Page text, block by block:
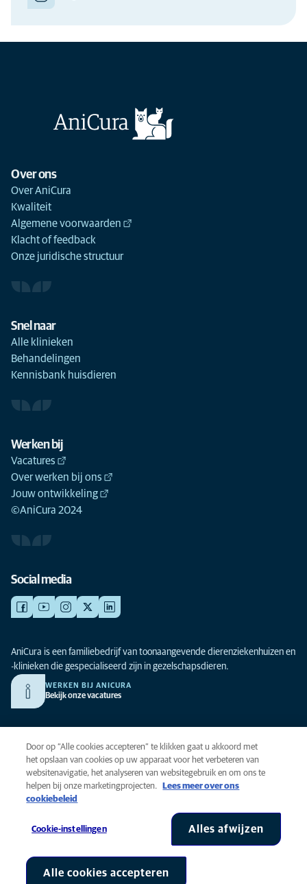
Over ons
Over AniCura
Kwaliteit
Algemene voorwaarden
Klacht of feedback
Onze juridische structuur
Snel naar
Alle klinieken
Behandelingen
Kennisbank huisdieren
Werken bij
Vacatures
Over werken bij ons
Jouw ontwikkeling
©AniCura 2024
Social media
AniCura is een familiebedrijf van toonaangevende dierenziekenhuizen en
-klinieken die gespecialiseerd zijn in gezelschapsdieren.
WERKEN BIJ ANICURA
Bekijk onze vacatures
Privacy
Algemene voorwaarden
Cookies
Toegankelijkheid
AniCura is onderdeel van Mars, Inc © 2026
Cookie-instellingen
Door op “Alle cookies accepteren” te klikken gaat u akkoord met
het opslaan van cookies op uw apparaat voor het verbeteren van
websitenavigatie, het analyseren van websitegebruik en om ons te
helpen bij onze marketingprojecten.
Lees meer over ons
cookiebeleid
Cookie-instellingen Alles afwijzen
Alle cookies accepteren